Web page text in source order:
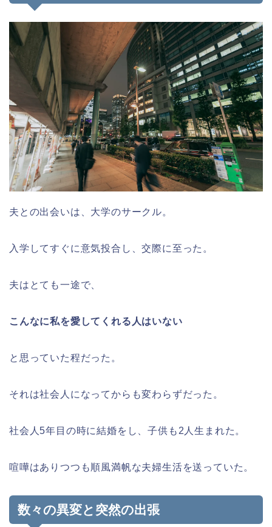
夫との出会いは、大学のサークル。
入学してすぐに意気投合し、交際に至った。
夫はとても一途で、
こんなに私を愛してくれる人はいない
と思っていた程だった。
それは社会人になってからも変わらずだった。
社会人5年目の時に結婚をし、子供も2人生まれた。
喧嘩はありつつも順風満帆な夫婦生活を送っていた。
数々の異変と突然の出張